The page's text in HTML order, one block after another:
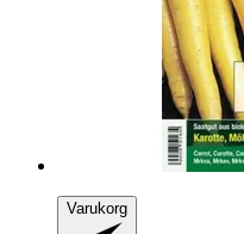
Varukorg